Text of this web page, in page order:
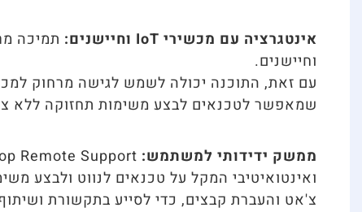
אינטגרציה עם מכשירי IoT וחיישנים:
וחיישנים.
שמאפשר לטכנאים לבצע משימות תחזוקה ללא
ממשק ידידותי למשתמש:
ואינטואיטיבי המקל על טכנאים לנווט ולבצע
צ'אט והעברת קבצים, כדי לסייע בתקשורת